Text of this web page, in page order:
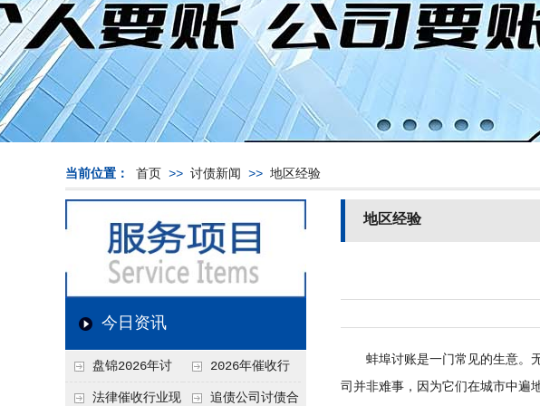
当前位置： 首页 >> 讨债新闻 >> 地区经验
今日资讯
盘锦2026年讨
债新趋势
2026年催收行
业发展现状、竞争格
法律催收行业现 追债公司讨债合
地区经验
蚌埠讨账是一门常见的生意。无
司并非难事，因为它们在城市中遍